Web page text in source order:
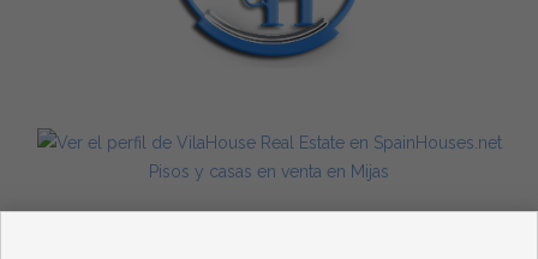
Pisos y casas en venta en Mijas